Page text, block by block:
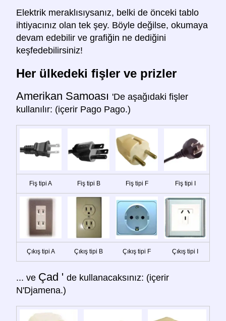
Elektrik meraklısıysanız, belki de önceki tablo
ihtiyacınız olan tek şey. Böyle değilse, okumaya
devam edebilir ve grafiğin ne dediğini
keşfedebilirsiniz!
Her ülkedeki fişler ve prizler
Amerikan Samoası 'De aşağıdaki fişler
kullanılır: (içerir Pago Pago.)
Fiş tipi A Fiş tipi B Fiş tipi F Fiş tipi I
Çıkış tipi A Çıkış tipi B Çıkış tipi F Çıkış tipi I
... ve Çad ' de kullanacaksınız: (içerir
N'Djamena.)